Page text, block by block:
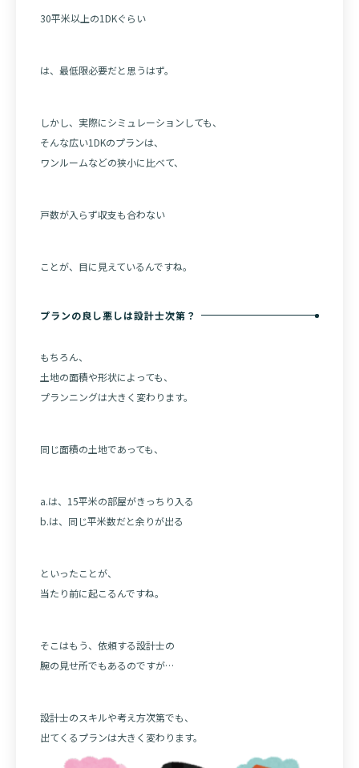
30平米以上の1DKぐらい
は、最低限必要だと思うはず。
しかし、実際にシミュレーションしても、
そんな広い1DKのプランは、
ワンルームなどの狭小に比べて、
戸数が入らず収支も合わない
ことが、目に見えているんですね。
プランの良し悪しは設計士次第？
もちろん、
土地の面積や形状によっても、
プランニングは大きく変わります。
同じ面積の土地であっても、
a.は、15平米の部屋がきっちり入る
b.は、同じ平米数だと余りが出る
といったことが、
当たり前に起こるんですね。
そこはもう、依頼する設計士の
腕の見せ所でもあるのですが…
設計士のスキルや考え方次第でも、
出てくるプランは大きく変わります。